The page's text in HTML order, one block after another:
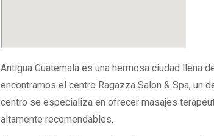
Antigua Guatemala es una hermosa ciudad llena
encontramos el centro Ragazza Salon & Spa, un
centro se especializa en ofrecer masajes
altamente recomendables.